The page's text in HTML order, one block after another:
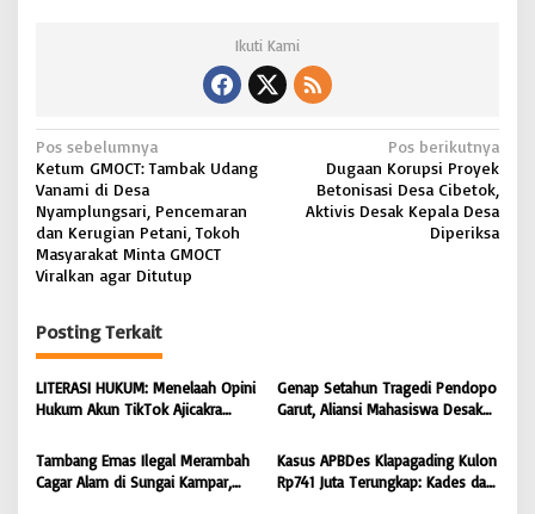
Ikuti Kami
N
a
v
i
g
a
s
i
p
o
s
Pos sebelumnya
Ketum GMOCT: Tambak Udang
Vanami di Desa
Nyamplungsari, Pencemaran
dan Kerugian Petani, Tokoh
Masyarakat Minta GMOCT
Viralkan agar Ditutup
Pos berikutnya
Dugaan Korupsi Proyek
Betonisasi Desa Cibetok,
Aktivis Desak Kepala Desa
Diperiksa
Posting Terkait
LITERASI HUKUM: Menelaah Opini
Hukum Akun TikTok Ajicakra
ITE
Genap Setahun Tragedi Pendopo
Garut, Aliansi Mahasiswa Desak
Berikan Kepastian Hukum
Tambang Emas Ilegal Merambah
Cagar Alam di Sungai Kampar,
Kasus APBDes Klapagading Kulon
Rp741 Juta Terungkap: Kades dan